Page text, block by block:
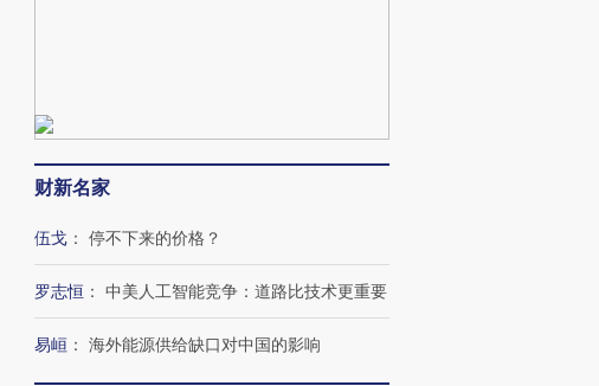
财新名家
伍戈 ： 停不下来的价格？
罗志恒 ： 中美人工智能竞争：道路比技术更重要
易峘 ： 海外能源供给缺口对中国的影响